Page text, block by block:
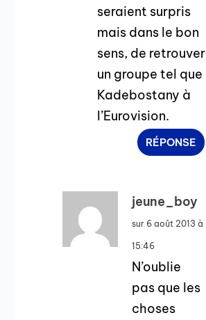
seraient surpris
mais dans le bon
sens, de retrouver
un groupe tel que
Kadebostany à
l’Eurovision.
RÉPONSE
jeune_boy
sur 6 août 2013 à
15:46
N’oublie
pas que les
choses